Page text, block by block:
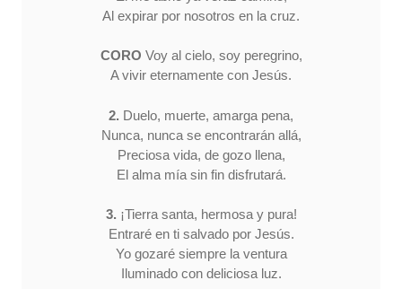
Al expirar por nosotros en la cruz.
CORO Voy al cielo, soy peregrino,
A vivir eternamente con Jesús.
2. Duelo, muerte, amarga pena,
Nunca, nunca se encontrarán allá,
Preciosa vida, de gozo llena,
El alma mía sin fin disfrutará.
3. ¡Tierra santa, hermosa y pura!
Entraré en ti salvado por Jesús.
Yo gozaré siempre la ventura
Iluminado con deliciosa luz.